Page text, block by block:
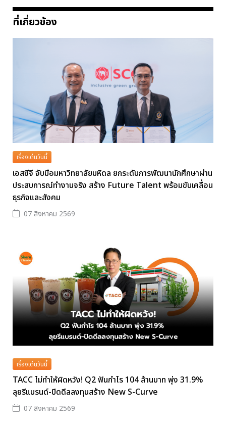
ที่เกี่ยวข้อง
เรื่องเด่นวันนี้
เอสซีจี จับมือมหาวิทยาลัยมหิดล ยกระดับการพัฒนานักศึกษาผ่าน
ประสบการณ์ทำงานจริง สร้าง Future Talent พร้อมขับเคลื่อน
ธุรกิจและสังคม
07 สิงหาคม 2569
เรื่องเด่นวันนี้
TACC ไม่ทำให้ผิดหวัง! Q2 ฟันกำไร 104 ล้านบาท พุ่ง 31.9%
ลุยรีแบรนด์-ปิดดีลลงทุนสร้าง New S-Curve
07 สิงหาคม 2569